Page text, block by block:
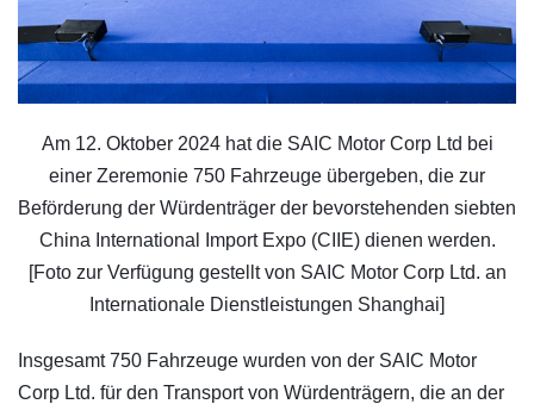
Am 12. Oktober 2024 hat die SAIC Motor Corp Ltd bei
einer Zeremonie 750 Fahrzeuge übergeben, die zur
Beförderung der Würdenträger der bevorstehenden siebten
China International Import Expo (CIIE) dienen werden.
[Foto zur Verfügung gestellt von SAIC Motor Corp Ltd. an
Internationale Dienstleistungen Shanghai]
Insgesamt 750 Fahrzeuge wurden von der SAIC Motor
Corp Ltd. für den Transport von Würdenträgern, die an der